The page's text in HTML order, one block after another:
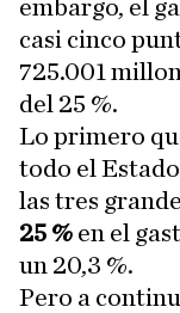
embargo, el
casi cinco
725.001
del 25 %.
Lo primero
todo el
las tres
25 % en el
un 20,3 %.
Pero a